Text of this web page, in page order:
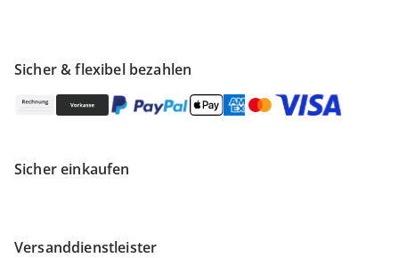
Sicher & flexibel bezahlen
Sicher einkaufen
Versanddienstleister